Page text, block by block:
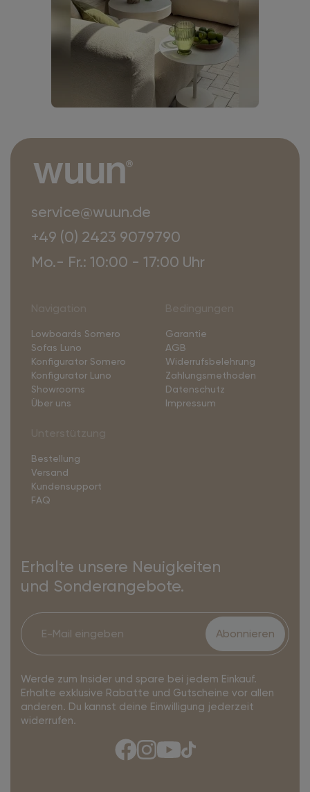
service@wuun.de
+49 (0) 2423 9079790
Mo.- Fr.: 10:00 - 17:00 Uhr
Lowboards Somero
Sofas Luno
Konfigurator Somero
Konfigurator Luno
Showrooms
Über uns
Garantie
AGB
Widerrufsbelehrung
Zahlungsmethoden
Datenschutz
Impressum
Bestellung
Versand
Kundensupport
FAQ
Erhalte unsere Neuigkeiten
und Sonderangebote.
Abonnieren
Werde zum Insider und spare bei jedem Einkauf.
Erhalte exklusive Rabatte und Gutscheine vor allen
anderen. Du kannst deine Einwilligung jederzeit
widerrufen.